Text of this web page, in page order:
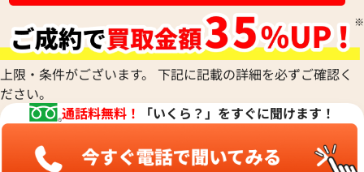
アルマン・ニコレ
WALTHAM
ウォルサム
HUBLOT
ウブロ
ETERNA
エテルナ
EDOX
クエルボ・イ・ソブリノス
CVSTOS
クストス
Chronoswiss
クロノスイス
GUCCI
グッチ
Graham
グラハム
Chopard
ショパール
CHAUMET
ショーメ
Jacob & Co.
ジェイコブ
Gerald Genta
ジェラルド・ジェンタ
Jaeger-LeCoultre
ティファニー
Dior
ディオール
Panerai
パネライ
Parmigiani Fleurier
パルミジャーニ・フルリエ
Piaget
PIERRE KUNZ
リシャール・ミル
Louis Vuitton
ルイ・ヴィトン
Luminox
ルミノックス
Ressence
ROGER DUBUIS
上限・条件がございます。 下記に記載の詳細を必ずご確認く
ださい。
通話料無料！
「いくら？」をすぐに聞けます！